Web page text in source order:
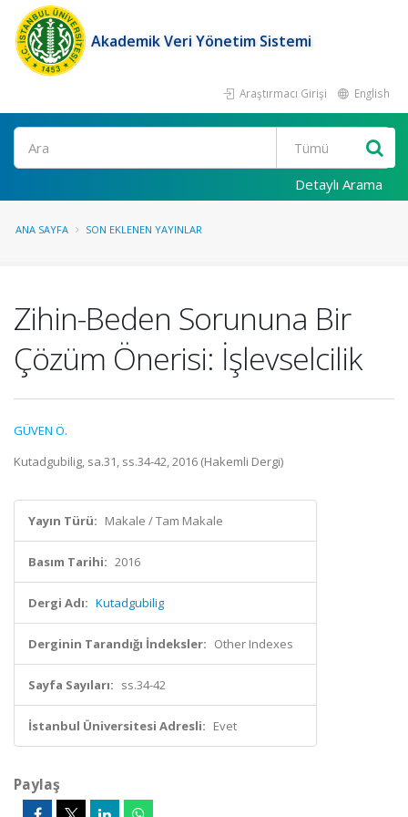
Akademik Veri Yönetim Sistemi
Araştırmacı Girişi English
Ara
Detaylı Arama
ANA SAYFA SON EKLENEN YAYINLAR
Zihin-Beden Sorununa Bir
Çözüm Önerisi: İşlevselcilik
GÜVEN Ö.
Kutadgubilig, sa.31, ss.34-42, 2016 (Hakemli Dergi)
Yayın Türü: Makale / Tam Makale
Basım Tarihi: 2016
Dergi Adı: Kutadgubilig
Derginin Tarandığı İndeksler: Other Indexes
Sayfa Sayıları: ss.34-42
İstanbul Üniversitesi Adresli: Evet
Paylaş